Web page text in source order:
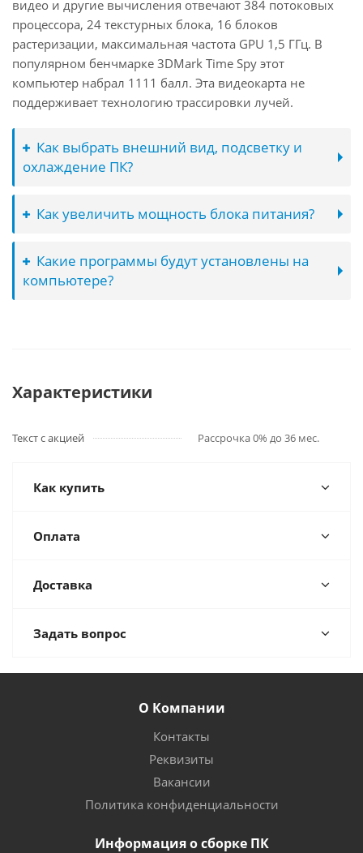
видео и другие вычисления отвечают 384 потоковых
процессора, 24 текстурных блока, 16 блоков
растеризации, максимальная частота GPU 1,5 ГГц. В
популярном бенчмарке 3DMark Time Spy этот
компьютер набрал 1111 балл. Эта видеокарта не
поддерживает технологию трассировки лучей.
Как выбрать внешний вид, подсветку и
охлаждение ПК?
Как увеличить мощность блока питания?
Какие программы будут установлены на
компьютере?
Характеристики
Текст с акцией Рассрочка 0% до 36 мес.
Как купить
Оплата
Доставка
Задать вопрос
О Компании
Контакты
Реквизиты
Вакансии
Политика конфиденциальности
Информация о сборке ПК